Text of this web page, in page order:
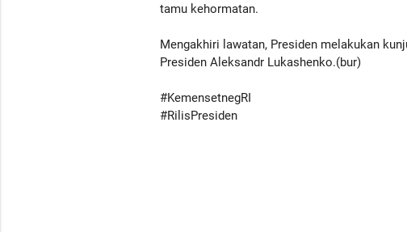
tamu kehormatan.
Mengakhiri lawatan, Presiden melakukan
Presiden Aleksandr Lukashenko.(bur)
#KemensetnegRI
#RilisPresiden